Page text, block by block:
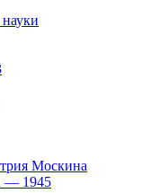
Москина
— 1945